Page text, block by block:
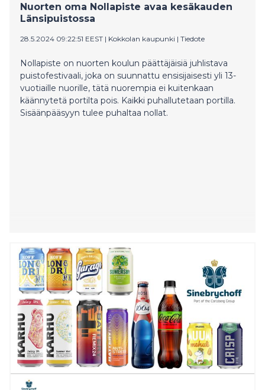
Nuorten oma Nollapiste avaa kesäkauden
Länsipuistossa
28.5.2024 09:22:51 EEST | Kokkolan kaupunki | Tiedote
Nollapiste on nuorten koulun päättäjäisiä juhlistava
puistofestivaali, joka on suunnattu ensisijaisesti yli 13-
vuotiaille nuorille, tätä nuorempia ei kuitenkaan
käännytetä portilta pois. Kaikki puhallutetaan portilla.
Sisäänpääsyyn tulee puhaltaa nollat.